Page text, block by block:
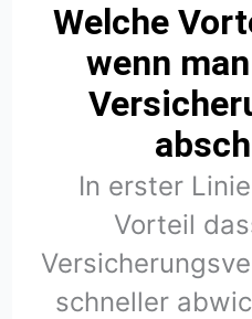
Welche
wenn
In erster
Vorteil
schneller